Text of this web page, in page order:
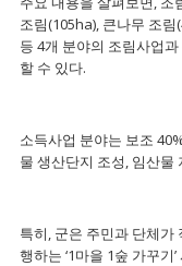
조림(105ha), 큰나무 조
등 4개 분야의 조림사업
할 수 있다.
소득사업 분야는 보조
물 생산단지 조성, 임산물
특히, 군은 주민과 단체가
행하는 ‘1마을 1숲 가꾸기